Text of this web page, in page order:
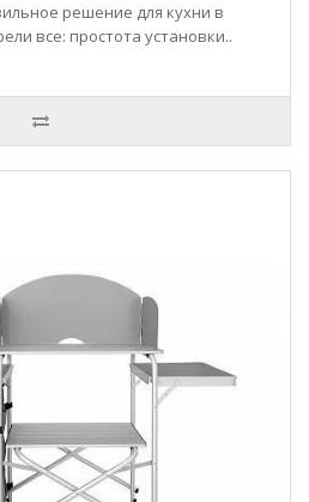
решение для кухни в
все: простота установки..